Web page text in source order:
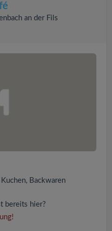
an der Fils
Backwaren
bereits hier?